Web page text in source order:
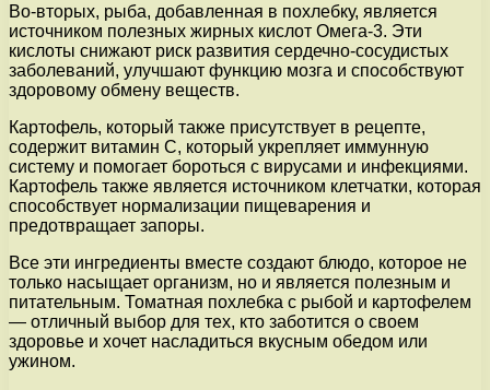
Во-вторых, рыба, добавленная в похлебку, является
источником полезных жирных кислот Омега-3. Эти
кислоты снижают риск развития сердечно-сосудистых
заболеваний, улучшают функцию мозга и способствуют
здоровому обмену веществ.
Картофель, который также присутствует в рецепте,
содержит витамин С, который укрепляет иммунную
систему и помогает бороться с вирусами и инфекциями.
Картофель также является источником клетчатки, которая
способствует нормализации пищеварения и
предотвращает запоры.
Все эти ингредиенты вместе создают блюдо, которое не
только насыщает организм, но и является полезным и
питательным. Томатная похлебка с рыбой и картофелем
— отличный выбор для тех, кто заботится о своем
здоровье и хочет насладиться вкусным обедом или
ужином.